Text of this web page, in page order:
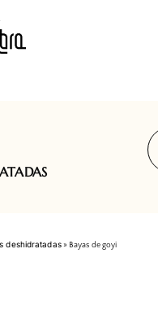
deshidratadas» Bayas de goyi